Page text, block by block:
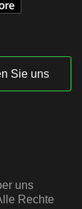
Sie uns
uns
Rechte